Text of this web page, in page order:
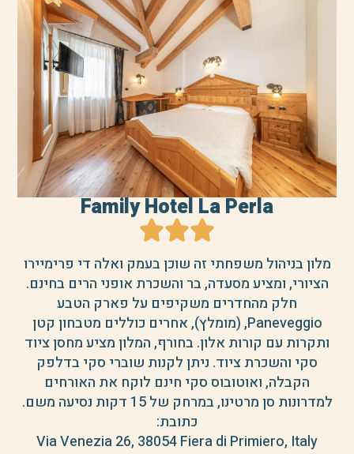
Family Hotel La Perla
מלון בניהול משפחתי זה שוכן בעמק ואלה די פרימיירו
הציורי, ומציע מסעדה, בר והשכרת אופני הרים בחינם.
חלק מהחדרים משקיפים על פארק הטבע
Paneveggio, (מומלץ), אחרים כוללים מטבחון קטן
ותקרות עם קורות אלון. בחורף, המלון מציע מחסן ציוד
סקי והשכרת ציוד. ניתן לקנות שוברי סקי בדלפק
הקבלה, ואוטובוס סקי חינם לוקח את האורחים
למדרונות סן מרטינו, במרחק של 15 דקות נסיעה משם.
כתובת:
Via Venezia 26, 38054 Fiera di Primiero, Italy